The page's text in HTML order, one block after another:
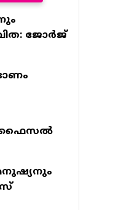
ജോർജ്
ഫൈസല്‍